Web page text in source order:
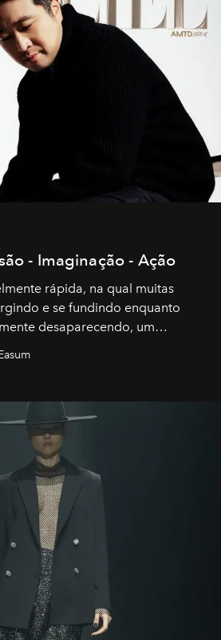
- Imaginação - Ação
rápida, na qual muitas
e se fundindo enquanto
desaparecendo, um
caminho para muitos
claro senso de missão na vida e